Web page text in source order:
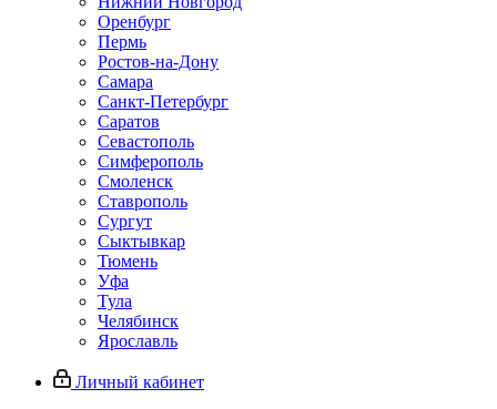
Оренбург
Пермь
Ростов-на-Дону
Самара
Санкт-Петербург
Саратов
Севастополь
Симферополь
Смоленск
Ставрополь
Сургут
Сыктывкар
Тюмень
Уфа
Тула
Челябинск
Ярославль
Личный кабинет